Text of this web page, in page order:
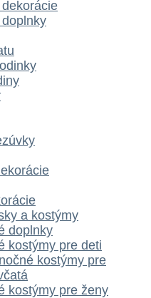
a kostýmy
doplnky
kostýmy pre deti
kostýmy pre
kostýmy pre ženy